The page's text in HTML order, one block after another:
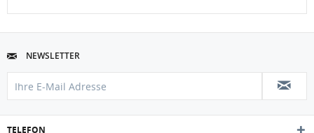
NEWSLETTER
TELEFON